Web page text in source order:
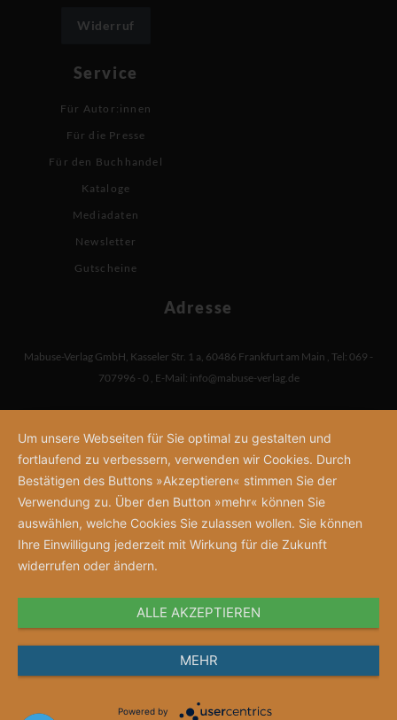
Widerruf
Service
Für Autor:innen
Für die Presse
Für den Buchhandel
Kataloge
Mediadaten
Newsletter
Gutscheine
Adresse
Mabuse-Verlag GmbH Kasseler Str. 1 a 60486 Frankfurt am Main Tel: 069 -
707996 - 0 E-Mail: info@mabuse-verlag.de
Um unsere Webseiten für Sie optimal zu gestalten und
fortlaufend zu verbessern, verwenden wir Cookies. Durch
Bestätigen des Buttons »Akzeptieren« stimmen Sie der
Verwendung zu. Über den Button »mehr« können Sie
auswählen, welche Cookies Sie zulassen wollen. Sie können
Ihre Einwilligung jederzeit mit Wirkung für die Zukunft
widerrufen oder ändern.
ALLE AKZEPTIEREN
MEHR
Powered by